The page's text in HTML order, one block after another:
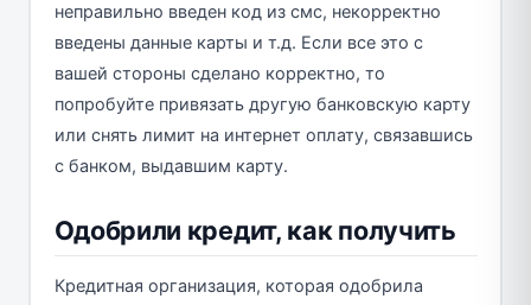
неправильно введен код из смс, некорректно
введены данные карты и т.д. Если все это с
вашей стороны сделано корректно, то
попробуйте привязать другую банковскую карту
или снять лимит на интернет оплату, связавшись
с банком, выдавшим карту.
Одобрили кредит, как получить
Кредитная организация, которая одобрила